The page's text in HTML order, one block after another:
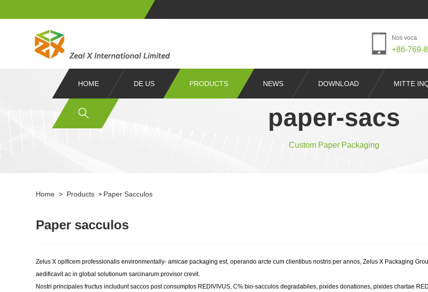
Nos voca
+86-769-
HOME DE US PRODUCTS NEWS DOWNLOAD MITTE
paper-sacs
Custom Paper Packaging
Home > Products > Paper Sacculos
Paper sacculos
Zelus X opificem professionalis environmentally- amicae packaging est, operando arcte cum clientibus nostris per annos, Zelus X Packaging
aedificavit ac in global solutionum sarcinarum provisor crevit.
Nostri principales fructus includunt saccos post consumptos REDIVIVUS, C% bio-sacculos degradabiles, pixides donationes, pixides chartae